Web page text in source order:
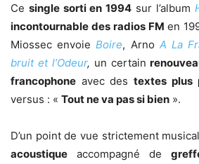
Ce single sorti en 1994 sur l’album
incontournable des radios FM en
Miossec envoie Boire, Arno A La
bruit et l’Odeur, un certain
francophone avec destextes plus
versus : « Tout ne va pas si bien ».
D’un point de vue strictement
acoustique accompagné de